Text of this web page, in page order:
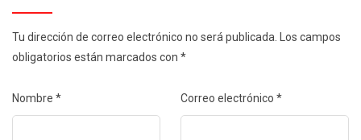
Tu dirección de correo electrónico no será publicada.
Los campos
obligatorios están marcados con *
Nombre * Correo electrónico *